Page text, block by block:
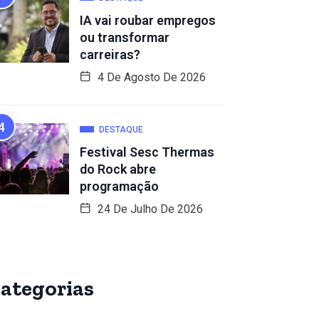
IA vai roubar empregos
ou transformar
carreiras?
4 De Agosto De 2026
DESTAQUE
Festival Sesc Thermas
do Rock abre
programação
24 De Julho De 2026